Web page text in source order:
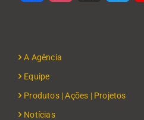
A Agência
Equipe
Produtos | Ações | Projetos
Notícias